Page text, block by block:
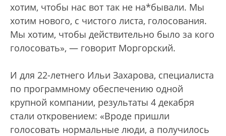
хотим, чтобы нас вот так не на*бывали. Мы
хотим нового, с чистого листа, голосования.
Мы хотим, чтобы действительно было за кого
голосовать», — говорит Моргорский.
И для 22-летнего Ильи Захарова, специалиста
по программному обеспечению одной
крупной компании, результаты 4 декабря
стали откровением: «Вроде пришли
голосовать нормальные люди, а получилось